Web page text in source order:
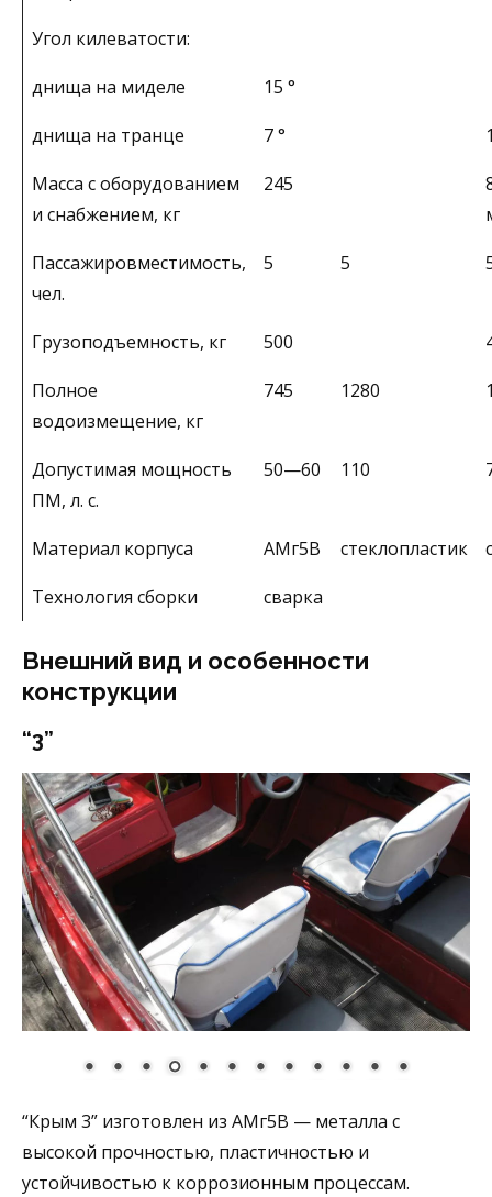
Угол килеватости:
днища на миделе
15 °
днища на транце
7 °
Масса с оборудованием
и снабжением, кг
245
Пассажировместимость,
чел.
5 5
Грузоподъемность, кг 500
Полное
водоизмещение, кг
745 1280
Допустимая мощность
ПМ, л. с.
50—60 110
Материал корпуса АМг5В стеклопластик
Технология сборки
сварка
Внешний вид и особенности
конструкции
“3”
“Крым 3” изготовлен из АМг5В — металла с
высокой прочностью, пластичностью и
устойчивостью к коррозионным процессам.